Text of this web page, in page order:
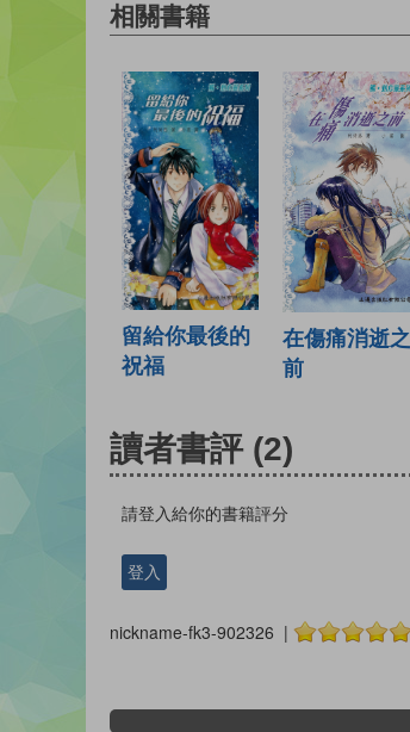
相關書籍
留給你最後的
祝福
在傷痛消逝之
前
讀者書評 (2)
請登入給你的書籍評分
登入
nickname-fk3-902326 |